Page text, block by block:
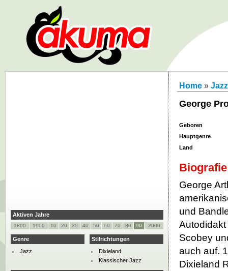
Home » Jazz
George
Geboren
Hauptgenre
Land
Biografie
George
und
Scobey
auch auf.
Dixieland
Aktiven Jahre
1800 1900 10 20 30 40 50 60 70 80 90 2000
Genre
Jazz
Stilrichtungen
Dixieland
Klassischer Jazz